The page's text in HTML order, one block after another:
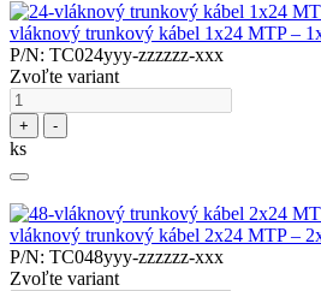
vláknový trunkový kábel 1x24 MTP –
P/N: TC024yyy-zzzzzz-xxx
Zvoľte variant
+ -
ks
vláknový trunkový kábel 2x24 MTP –
P/N: TC048yyy-zzzzzz-xxx
Zvoľte variant